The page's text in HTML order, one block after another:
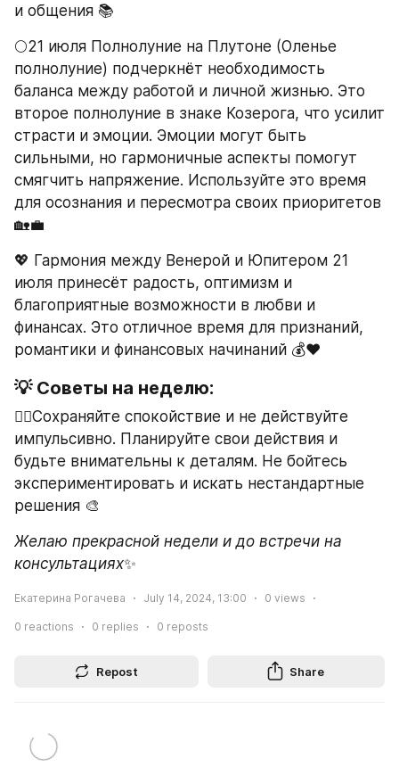
и общения 📚
🌕21 июля Полнолуние на Плутоне (Оленье
полнолуние) подчеркнёт необходимость
баланса между работой и личной жизнью. Это
второе полнолуние в знаке Козерога, что усилит
страсти и эмоции. Эмоции могут быть
сильными, но гармоничные аспекты помогут
смягчить напряжение. Используйте это время
для осознания и пересмотра своих приоритетов
🏡💼
💖 Гармония между Венерой и Юпитером 21
июля принесёт радость, оптимизм и
благоприятные возможности в любви и
финансах. Это отличное время для признаний,
романтики и финансовых начинаний 💰❤️
💡 Советы на неделю:
🧘‍♂️Сохраняйте спокойствие и не действуйте
импульсивно. Планируйте свои действия и
будьте внимательны к деталям. Не бойтесь
экспериментировать и искать нестандартные
решения 🎨
Желаю прекрасной недели и до встречи на
консультациях✨
Екатерина Рогачева July 14, 2024, 13:00 0 views
0 reactions 0 replies 0 reposts
Repost Share